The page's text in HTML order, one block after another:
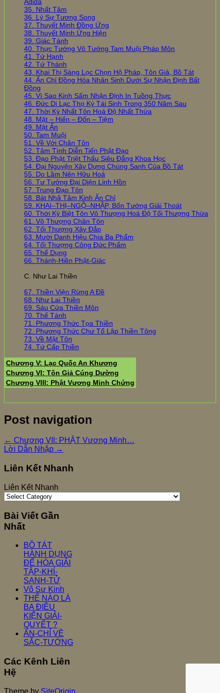
35. Nhất Tâm
36. Lý Sự Tương Song
37. Thuyết Minh Đồng Ứng
38. Thuyết Minh Ứng Hiện
39. Giác Tánh
40. Thực Tướng Vô Tướng Tam Muội Pháp Môn
41. Tứ Hạnh
42. Tứ Thánh
43. Khai Thị Sàng Lọc Chọn Hộ Pháp, Tôn Giả, Bồ Tát
44. Ấn Chỉ Đồng Hóa Nhân Sinh Dưới Sự Nhận Định Bất
Đồng
45. Vì Sao Kinh Sấm Nhận Định In Tuồng Thực
46. Đức Di Lạc Thọ Ký Tái Sinh Trong 350 Năm Sau
47. Thời Kỳ Nhất Tôn Hoá Độ Nhất Thừa
48. Mật – Hiển – Đốn – Tiệm
49. Mật Ấn
50. Tam Muội
51. Về Với Chân Tôn
52. Tâm Tình Diễn Tiến Phật Đạo
53. Đạo Phật Triệt Thấu Siêu Đẳng Khoa Học
54. Đại Nguyện Xây Dựng Chúng Sanh Của Bồ Tát
55. Do Lầm Nên Hữu Hoá
56. Tư Tưởng Đại Diện Linh Hồn
57. Trung Đạo Tôn
58. Bát Nhã Tâm Kinh Ấn Chỉ
59. KHAI–THỊ–NGỘ–NHẬP, Bốn Tướng Giải Thoát
60. Thời Kỳ Biệt Tôn Vô Thượng Hoá Độ Tối Thượng Thừa
61. Vô Thượng Chân Tôn
62. Tối Thượng Xây Đắp
63. Mười Danh Hiệu Chia Ba Phẩm
64. Tối Thượng Công Đức Phẩm
65. Thể Dụng
66. Thánh-Hiền Phật-Giác
C. Như Lai Thiền
67. Thiền Viện Rừng A Đề
68. Như Lai Thiền
69. Sáu Cửa Thiền Môn
70. Thể Tánh
71. Phương Thức Tọa Thiền
72. Phương Thức Chư Tổ Lập Thiền Tông
73. Về Mật Tôn
74. Tứ Cấp Thiền
Chương V: Lạc Quốc An Khương
Chương VI: Tôn Giả Cúng Dường
Chương VIII: Phật Vương Minh Chứng
Post navigation
← Chương VII: PHẬT Vương Minh…
Lời Dẫn Nhập →
Liên Kết Nhanh
Liên Kết Nhanh
Bài Viết Gần
Nhất
BỒ TÁT
HÀNH DỤNG
ĐỂ HÓA GIẢI
TẬP-KHÍ-
SANH-TỬ
Vô Sư Kinh
THẾ NÀO LÀ
BA ĐIỀU
KIỆN GIẢI-
QUYẾT ?
ẤN-CHỈ VỀ
SẮC-TƯỚNG
Các Kênh Liên
Hệ
Theme by SiteOrigin